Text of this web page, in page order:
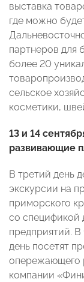
выставка
где можно
партнеров для
более 20
сельское
косметики,
13 и 14
развивающие
В третий день
экскурсии на
приморского
со спецификой
предприятий. В
день посетят
опережающего
компании